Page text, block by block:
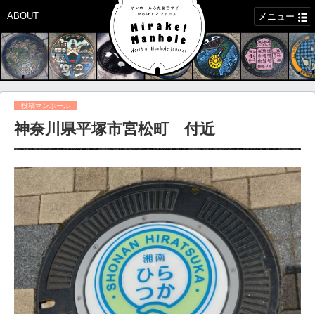
ABOUT メニュー
投稿マンホール
神奈川県平塚市宮松町 付近